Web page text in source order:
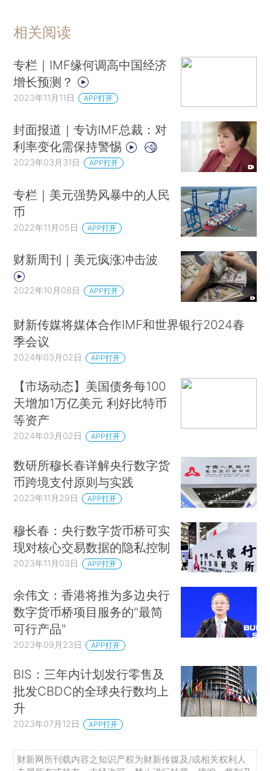
相关阅读
专栏｜IMF缘何调高中国经济
增长预测？
2023年11月11日 APP打开
封面报道｜专访IMF总裁：对
利率变化需保持警惕
2023年03月31日 APP打开
专栏｜美元强势风暴中的人民
币
2022年11月05日 APP打开
财新周刊｜美元疯涨冲击波
2022年10月08日 APP打开
财新传媒将媒体合作IMF和世界银行2024春
季会议
2024年03月02日 APP打开
【市场动态】美国债务每100
天增加1万亿美元 利好比特币
等资产
2024年03月02日 APP打开
数研所穆长春详解央行数字货
币跨境支付原则与实践
2023年11月29日 APP打开
穆长春：央行数字货币桥可实
现对核心交易数据的隐私控制
2023年11月03日 APP打开
余伟文：香港将推为多边央行
数字货币桥项目服务的"最简
可行产品"
2023年09月23日 APP打开
BIS：三年内计划发行零售及
批发CBDC的全球央行数均上
升
2023年07月12日 APP打开
财新网所刊载内容之知识产权为财新传媒及/或相关权利人